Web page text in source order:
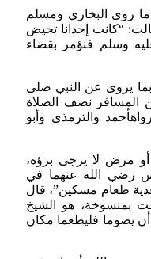
ما روى البخاري ومسلم
“كانت إحدانا تحيض
وسلم فنؤمر بقضاء
يروى عن النبي صلى
المسافر نصف الصلاة
والترمذي وأبو
مرض لا يرجى برؤه،
رضي الله عنهما في
طعام مسكين”، قال
بمنسوخة، هو الشيخ
أن يصوما فليطعما مكان